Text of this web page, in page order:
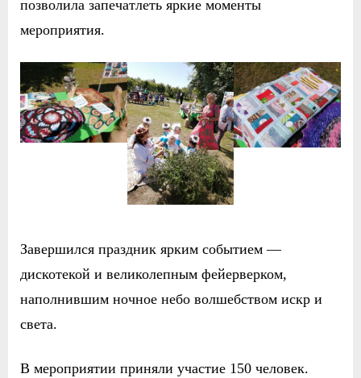
позволила запечатлеть яркие моменты
мероприятия.
Завершился праздник ярким событием —
дискотекой и великолепным фейерверком,
наполнившим ночное небо волшебством искр и
света.
В мероприятии приняли участие 150 человек.